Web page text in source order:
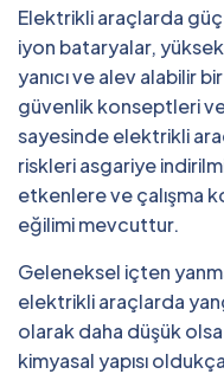
Elektrikli araçlarda güç
iyon bataryalar,
yanıcı ve alev alabilir
güvenlik konseptleri
sayesinde elektrikli
riskleri asgariye
etkenlere ve çalışma
eğilimi mevcuttur.
Geleneksel içten
elektrikli araçlarda
olarak daha düşük
kimyasal yapısı